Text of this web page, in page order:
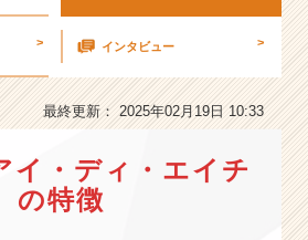
> インタビュー >
最終更新： 2025年02月19日 10:33
イ・ディ・エイチ
の特徴